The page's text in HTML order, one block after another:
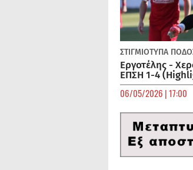
ΣΤΙΓΜΙΟΤΥΠΑ
Εργοτέλης -
ΕΠΣΗ 1-4
06/05/2026 | 17:00